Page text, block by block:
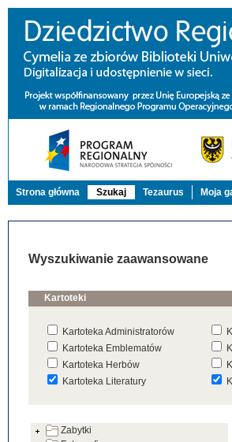
Strona główna Szukaj Tezaurus Moja
Wyszukiwanie zaawansowane
Kartoteki
Kartoteka Administratorów
Kartoteka Emblematów
Kartoteka Herbów
Kartoteka Literatury
Kartoteka Warsztatów
Zabytki